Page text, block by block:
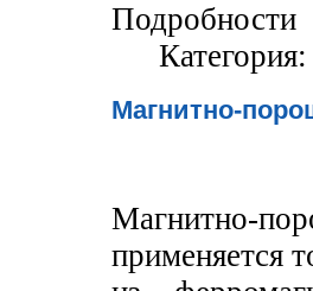
Подробности
Магнитно-
Магнитно-
применяется